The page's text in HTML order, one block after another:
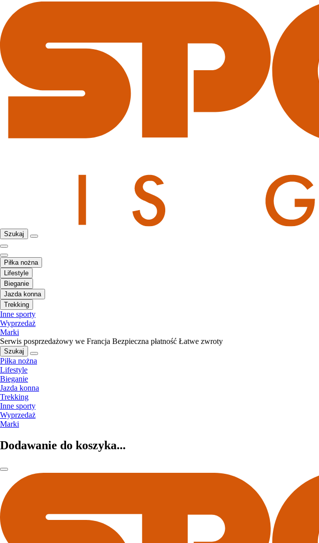
Szukaj
Piłka nożna
Lifestyle
Bieganie
Jazda konna
Trekking
Inne sporty
Wyprzedaż
Marki
Serwis posprzedażowy we Francja Bezpieczna płatność Łatwe zwroty
Szukaj
Piłka nożna
Lifestyle
Bieganie
Jazda konna
Trekking
Inne sporty
Wyprzedaż
Marki
Dodawanie do koszyka...